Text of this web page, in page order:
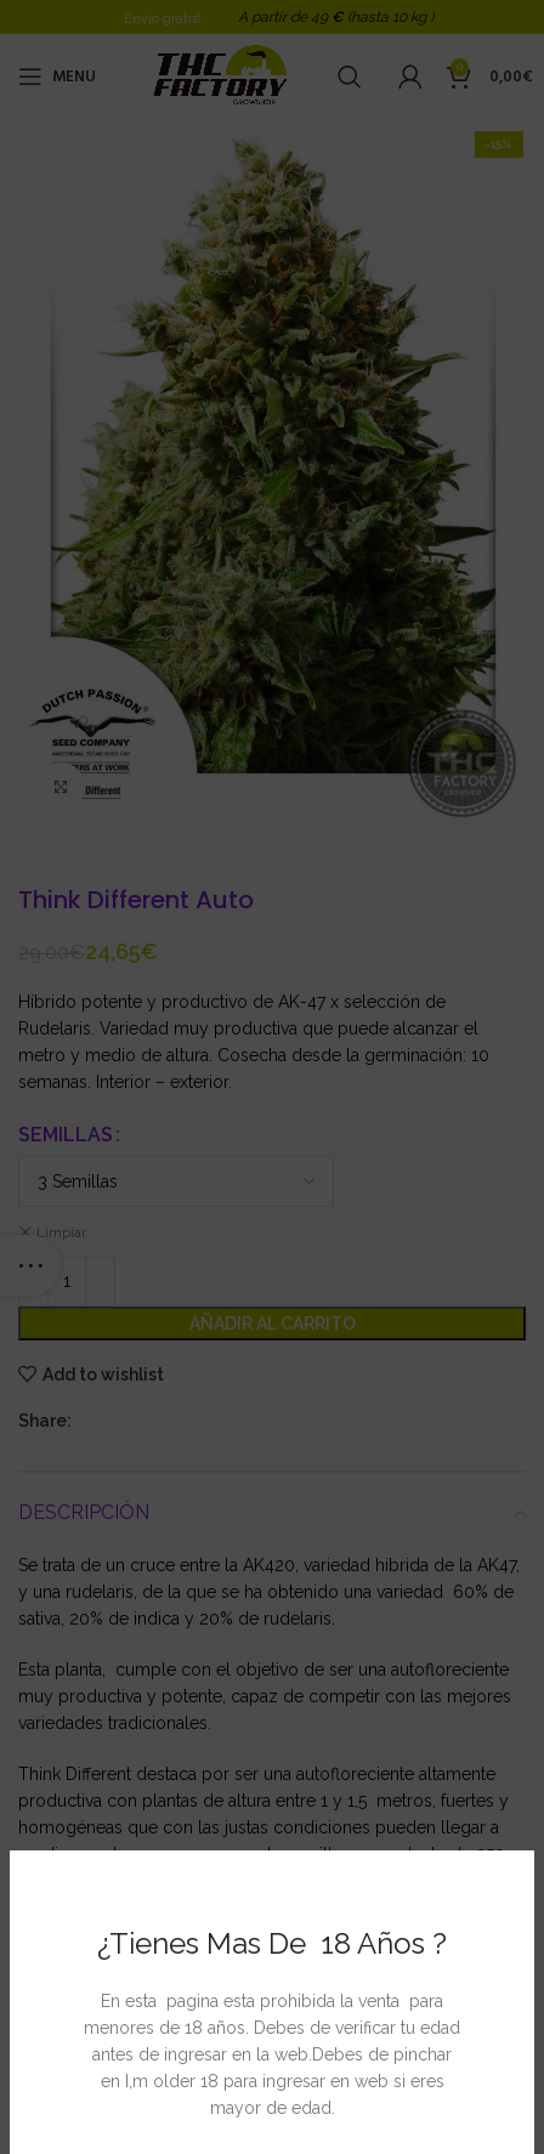
¿Tienes Mas De 18 Años ?
En esta pagina esta prohibida la venta para
menores de 18 años. Debes de verificar tu edad
antes de ingresar en la web.Debes de pinchar
en I,m older 18 para ingresar en web si eres
mayor de edad.
Envio gratis! A partir de 49 € (hasta 10 kg )
MENU 0 0,00€
-15%
Click to enlarge
Think Different Auto
24,65€
Híbrido potente y productivo de AK-47 x selección de
Rudelaris. Variedad muy productiva que puede alcanzar el
metro y medio de altura. Cosecha desde la germinación: 10
semanas. Interior – exterior.
SEMILLAS
Limpiar
AÑADIR AL CARRITO
Add to wishlist
Share:
DESCRIPCIÓN
Se trata de un cruce entre la AK420, variedad hibrida de la AK47,
y una rudelaris, de la que se ha obtenido una variedad 60% de
sativa, 20% de indica y 20% de rudelaris.
Esta planta, cumple con el objetivo de ser una autofloreciente
muy productiva y potente, capaz de competir con las mejores
variedades tradicionales.
Think Different destaca por ser una autofloreciente altamente
productiva con plantas de altura entre 1 y 1,5 metros, fuertes y
homogéneas que con las justas condiciones pueden llegar a
rendir en solo nueve semanas de semilla a cosecha hasta 250-
Es una variedad fácil de cultivar y de fuerte potencia.
Ficha Técnica
Genética: AK420 X Rudelaris